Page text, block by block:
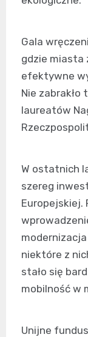
Gala
gdzie miasta
efektywne
Nie
laureatów
W ostatnich
szereg
Europejskiej.
niektóre z
stało się
mobilność w
Unijne